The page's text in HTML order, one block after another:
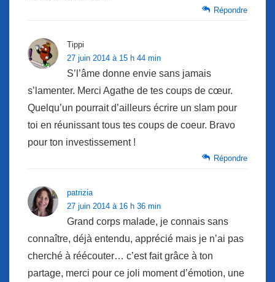
Répondre
Tippi
27 juin 2014 à 15 h 44 min
S’l’âme donne envie sans jamais
s’lamenter. Merci Agathe de tes coups de cœur.
Quelqu’un pourrait d’ailleurs écrire un slam pour
toi en réunissant tous tes coups de coeur. Bravo
pour ton investissement !
Répondre
patrizia
27 juin 2014 à 16 h 36 min
Grand corps malade, je connais sans
connaître, déjà entendu, apprécié mais je n’ai pas
cherché à réécouter… c’est fait grâce à ton
partage, merci pour ce joli moment d’émotion, une